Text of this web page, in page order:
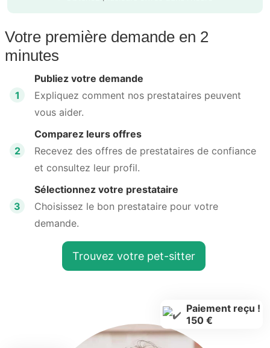
Votre première demande en 2
minutes
1
Publiez votre demande
Expliquez comment nos prestataires peuvent
vous aider.
2
Comparez leurs offres
Recevez des offres de prestataires de confiance
et consultez leur profil.
3
Sélectionnez votre prestataire
Choisissez le bon prestataire pour votre
demande.
Trouvez votre pet-sitter
Paiement reçu !
150 €